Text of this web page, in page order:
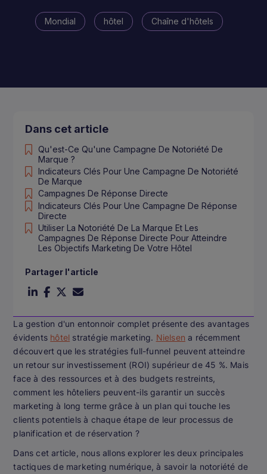
Mondial hôtel Chaîne d'hôtels
La gestion d'un entonnoir complet présente des avantages
évidents hôtel stratégie marketing. Nielsen a récemment
découvert que les stratégies full-funnel peuvent atteindre
un retour sur investissement (ROI) supérieur de 45 %. Mais
face à des ressources et à des budgets restreints,
comment les hôteliers peuvent-ils garantir un succès
marketing à long terme grâce à un plan qui touche les
clients potentiels à chaque étape de leur processus de
planification et de réservation ?
Dans cet article, nous allons explorer les deux principales
tactiques de marketing numérique, à savoir la notoriété de
Dans cet article
Qu'est-Ce Qu'une Campagne De Notoriété De
Marque ?
Indicateurs Clés Pour Une Campagne De Notoriété
De Marque
Campagnes De Réponse Directe
Indicateurs Clés Pour Une Campagne De Réponse
Directe
Utiliser La Notoriété De La Marque Et Les
Campagnes De Réponse Directe Pour Atteindre
Les Objectifs Marketing De Votre Hôtel
Partager l'article